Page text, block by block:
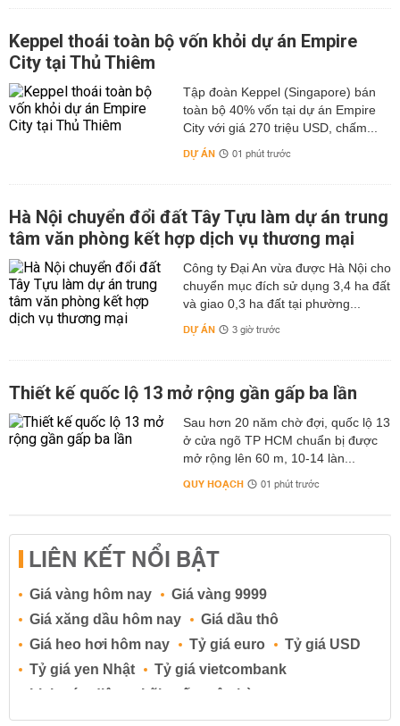
Keppel thoái toàn bộ vốn khỏi dự án Empire
City tại Thủ Thiêm
Tập đoàn Keppel (Singapore) bán
toàn bộ 40% vốn tại dự án Empire
City với giá 270 triệu USD, chấm...
DỰ ÁN 01 phút trước
Hà Nội chuyển đổi đất Tây Tựu làm dự án trung
tâm văn phòng kết hợp dịch vụ thương mại
Công ty Đại An vừa được Hà Nội cho
chuyển mục đích sử dụng 3,4 ha đất
và giao 0,3 ha đất tại phường...
DỰ ÁN 3 giờ trước
Thiết kế quốc lộ 13 mở rộng gần gấp ba lần
Sau hơn 20 năm chờ đợi, quốc lộ 13
ở cửa ngõ TP HCM chuẩn bị được
mở rộng lên 60 m, 10-14 làn...
QUY HOẠCH 01 phút trước
LIÊN KẾT NỔI BẬT
Giá vàng hôm nay
Giá vàng 9999
Giá xăng dầu hôm nay
Giá dầu thô
Giá heo hơi hôm nay
Tỷ giá euro
Tỷ giá USD
Tỷ giá yen Nhật
Tỷ giá vietcombank
Lịch cúp điện
Lãi suất ngân hàng
Lãi suất tiết kiệm
Lãi suất tiền gửi